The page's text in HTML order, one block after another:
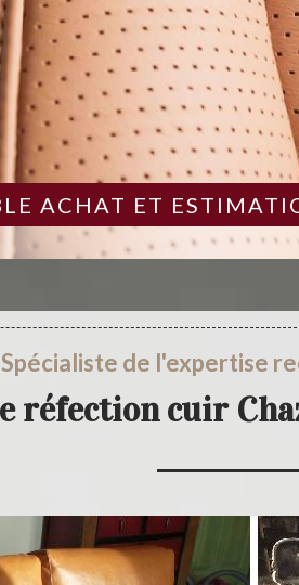
ACHAT ET
Spécialiste de l'expertise
réfection cuir